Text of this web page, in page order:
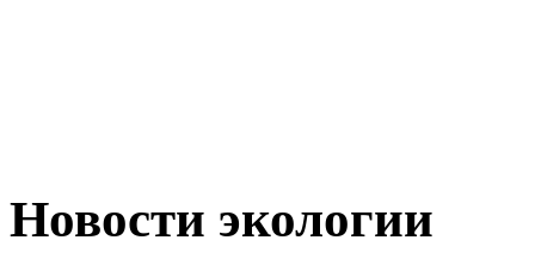
Новости экологии